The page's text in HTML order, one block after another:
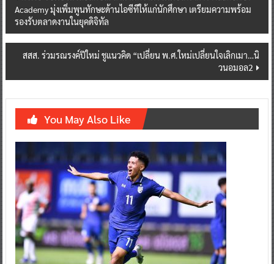
navigation
Academy มุ่งเพิ่มพูนทักษะด้านไอซีทีให้แก่นักศึกษา เตรียมความพร้อม
รองรับตลาดงานในยุคดิจิทัล
สสส. ร่วมรณรงค์ปีใหม่ ชูแนวคิด “เปลี่ยน พ.ศ.ใหม่เปลี่ยนใจเลิกเมา…นิ
วนอมอล2
You May Also Like